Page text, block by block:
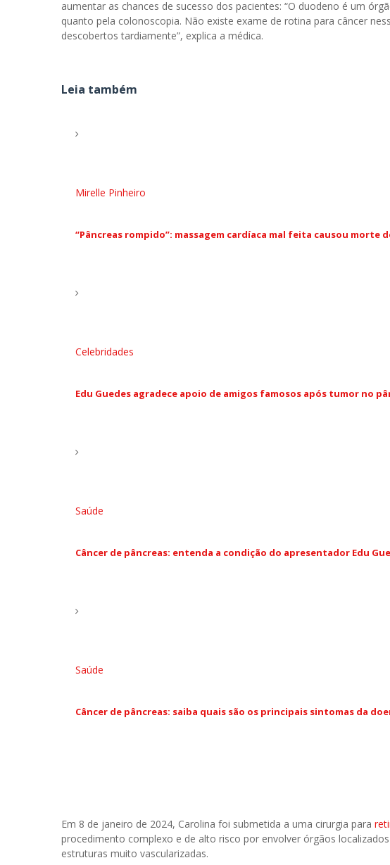
aumentar as chances de sucesso dos pacientes: “O duodeno é um
quanto pela colonoscopia. Não existe exame de rotina para câncer
descobertos tardiamente”, explica a médica.
Leia também
Mirelle Pinheiro
“Pâncreas rompido”: massagem cardíaca mal feita causou morte
Celebridades
Edu Guedes agradece apoio de amigos famosos após tumor no
Saúde
Câncer de pâncreas: entenda a condição do apresentador Edu
Saúde
Câncer de pâncreas: saiba quais são os principais sintomas da
Em 8 de janeiro de 2024, Carolina foi submetida a uma cirurgia para
procedimento complexo e de alto risco por envolver órgãos
estruturas muito vascularizadas.